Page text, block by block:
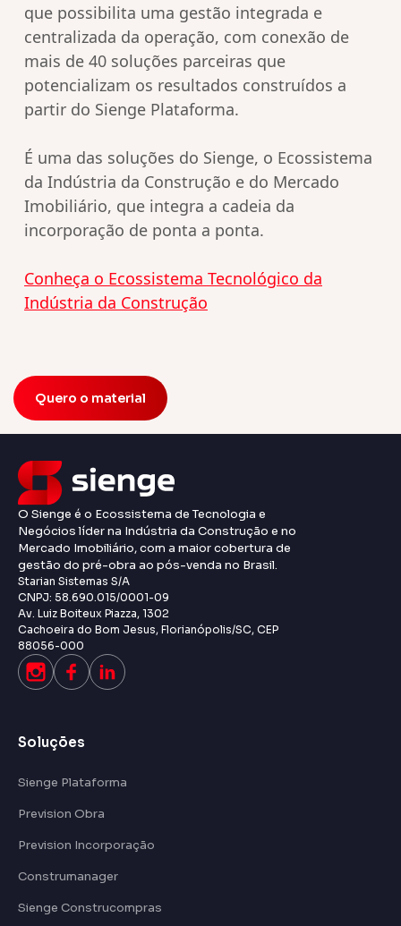
que possibilita uma gestão integrada e
centralizada da operação, com conexão de
mais de 40 soluções parceiras que
potencializam os resultados construídos a
partir do Sienge Plataforma.
É uma das soluções do Sienge, o Ecossistema
da Indústria da Construção e do Mercado
Imobiliário, que integra a cadeia da
incorporação de ponta a ponta.
Conheça o Ecossistema Tecnológico da
Indústria da Construção
Quero o material
O Sienge é o Ecossistema de Tecnologia e
Negócios líder na Indústria da Construção e no
Mercado Imobiliário, com a maior cobertura de
gestão do pré-obra ao pós-venda no Brasil.
Starian Sistemas S/A
CNPJ: 58.690.015/0001-09
Av. Luiz Boiteux Piazza, 1302
Cachoeira do Bom Jesus, Florianópolis/SC, CEP
88056-000
Soluções
Sienge Plataforma
Prevision Obra
Prevision Incorporação
Construmanager
Sienge Construcompras